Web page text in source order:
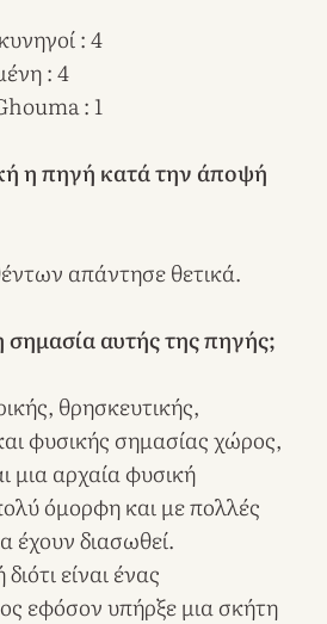
: 4
: 4
: 1
η πηγή κατά την άποψή
απάντησε θετικά.
σημασία αυτής της πηγής;
θρησκευτικής,
φυσικής σημασίας χώρος,
μια αρχαία φυσική
όμορφη και με πολλές
έχουν διασωθεί.
είναι ένας
εφόσον υπήρξε μια σκήτη